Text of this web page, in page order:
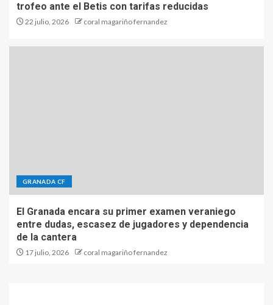
trofeo ante el Betis con tarifas reducidas
22 julio, 2026 coral magariño fernandez
GRANADA CF
El Granada encara su primer examen veraniego
entre dudas, escasez de jugadores y dependencia
de la cantera
17 julio, 2026 coral magariño fernandez